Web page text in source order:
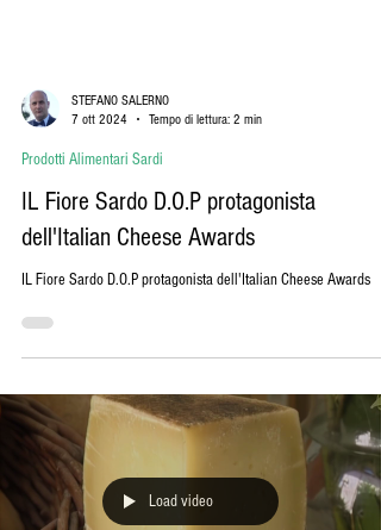
7 ott 2024
Tempo di lettura: 2 min
Prodotti Alimentari Sardi
IL Fiore Sardo D.O.P protagonista
dell'Italian Cheese Awards
IL Fiore Sardo D.O.P protagonista dell'Italian Cheese Awards